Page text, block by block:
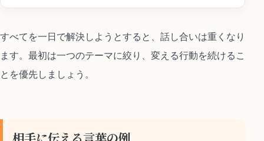
すべてを一日で解決しようとすると、話し合いは重くなり
ます。最初は一つのテーマに絞り、変える行動を続けるこ
とを優先しましょう。
相手に伝える言葉の例